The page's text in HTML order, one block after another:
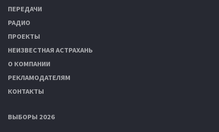
ПЕРЕДАЧИ
РАДИО
ПРОЕКТЫ
НЕИЗВЕСТНАЯ АСТРАХАНЬ
О КОМПАНИИ
РЕКЛАМОДАТЕЛЯМ
КОНТАКТЫ
ВЫБОРЫ 2026